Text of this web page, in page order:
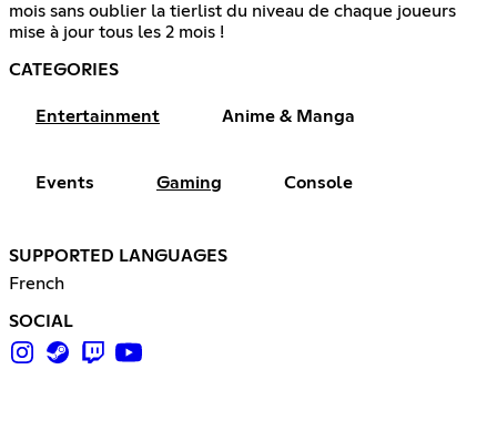
mois sans oublier la tierlist du niveau de chaque joueurs
mise à jour tous les 2 mois !
CATEGORIES
Entertainment Anime & Manga
Events Gaming Console
SUPPORTED LANGUAGES
French
SOCIAL